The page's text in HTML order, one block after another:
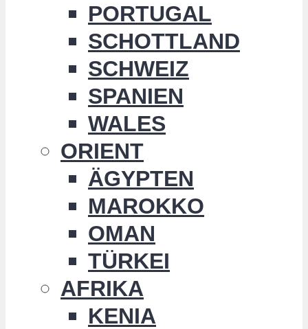
PORTUGAL
SCHOTTLAND
SCHWEIZ
SPANIEN
WALES
ORIENT
ÄGYPTEN
MAROKKO
OMAN
TÜRKEI
AFRIKA
KENIA